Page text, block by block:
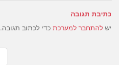
כתיבת תגובה
יש להתחבר למערכת כדי לכתוב תגובה.